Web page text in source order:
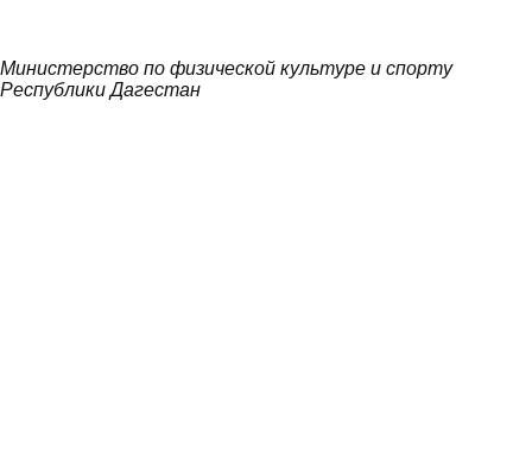
Министерство по физической культуре и спорту
Республики Дагестан